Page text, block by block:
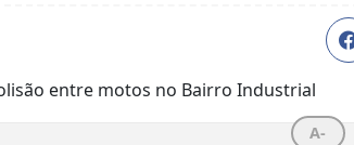
A-